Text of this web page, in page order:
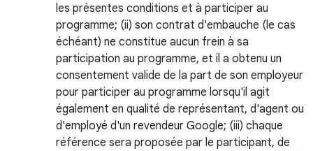
les présentes conditions et à participer au
programme; (ii) son contrat d'embauche (le cas
échéant) ne constitue aucun frein à sa
participation au programme, et il a obtenu un
consentement valide de la part de son employeur
pour participer au programme lorsqu'il agit
également en qualité de représentant, d'agent ou
d'employé d'un revendeur Google; (iii) chaque
référence sera proposée par le participant, de